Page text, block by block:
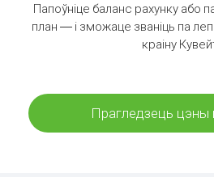
Папоўніце баланс рахунку
план — і зможаце званіць па
краіну
Прагледзець цэны